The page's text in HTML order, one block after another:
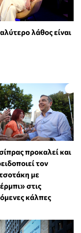
λάθος είναι
προκαλεί και
τον
με
στις
κάλπες